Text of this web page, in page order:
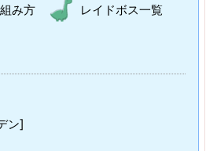
み方 レイドボス一覧
ン]